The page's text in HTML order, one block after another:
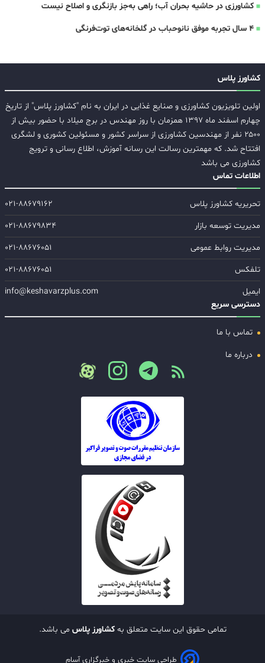
کشاورزی در حاشیه بحران آب؛ راهی به‌جز بازنگری و اصلاح نیست
4 سال تجربه موفق نانوحباب در گلخانه‌های توت‌فرنگی
کشاورز پلاس
اولین تلویزیون کشاورزی و صنایع غذایی در ایران به نام "کشاورز پلاس" از تاریخ
چهارم اسفند ماه ۱۳۹۷ همزمان با روز مهندس در برج میلاد با حضور بیش از
۲۵۰۰ نفر از مهندسین کشاورزی از سراسر کشور و مسئولین کشوری و لشگری
افتتاح شد. که مهمترین رسالت این رسانه آموزش، اطلاع رسانی و ترویج
کشاورزی می باشد
اطلاعات تماس
تحریریه کشاورز پلاس
۰۲۱-۸۸۶۷۹۱۶۲
مدیریت توسعه بازار
۰۲۱-۸۸۶۷۹۸۳۴
مدیریت روابط عمومی
۰۲۱-۸۸۶۷۶۰۵۱
تلفکس
۰۲۱-۸۸۶۷۶۰۵۱
ایمیل
info@keshavarzplus.com
دسترسی سریع
تماس با ما
درباره ما
تمامی حقوق این سایت متعلق بهکشاورز پلاس می باشد.
طراحی سایت خبری و خبرگزاری آسام